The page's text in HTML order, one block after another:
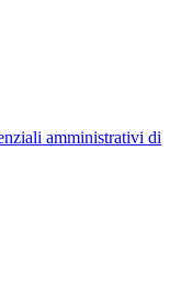
amministrativi di